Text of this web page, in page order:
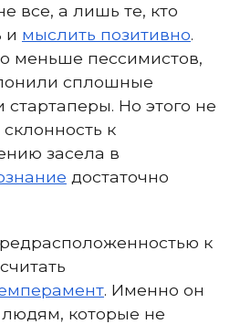
все, а лишь те, кто
и мыслить позитивно.
меньше пессимистов,
сплошные
Но этого не
к
засела в
достаточно
к
. Именно он
которые не